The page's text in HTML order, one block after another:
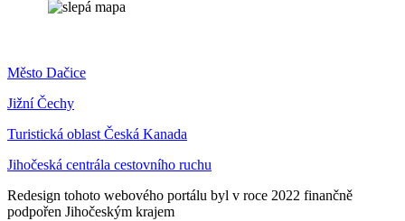
Město Dačice
Jižní Čechy
Turistická oblast Česká Kanada
Jihočeská centrála cestovního ruchu
Redesign tohoto webového portálu byl v roce 2022 finančně
podpořen Jihočeským krajem